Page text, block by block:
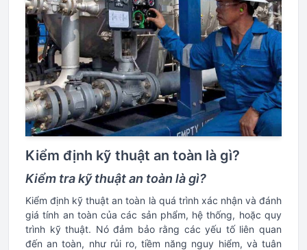
Kiểm định kỹ thuật an toàn là gì?
Kiểm tra kỹ thuật an toàn là gì?
Kiểm định kỹ thuật an toàn là quá trình xác nhận và đánh
giá tính an toàn của các sản phẩm, hệ thống, hoặc quy
trình kỹ thuật. Nó đảm bảo rằng các yếu tố liên quan
đến an toàn, như rủi ro, tiềm năng nguy hiểm, và tuân